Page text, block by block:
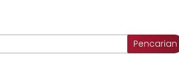
Pencarian